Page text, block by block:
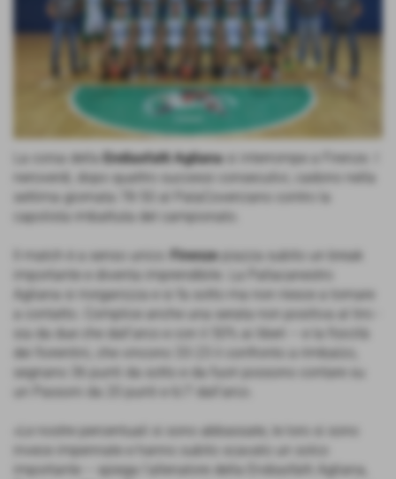
La corsa della Endiasfalti Aglianasi interrompe a Firenze. I
neroverdi, dopo quattro successi consecutivi, cadono nella
settima giornata 78-50 al PalaCoverciano contro la
capolista imbattuta del campionato.
Il match è a senso unico: Firenze piazza subito un break
importante e diventa imprendibile. La Pallacanestro
Agliana si riorganizza e si fa sotto ma non riesce a tornare
a contatto. Complice anche una serata non positiva al tiro -
sia da due che dall’arco e con il 50% ai liberi – e la fisicità
dei fiorentini, che vincono 33-23 il confronto a rimbalzo,
segnano 36 punti da sotto e da fuori possono contare su
un Passoni da 20 punti e 6/7 dall’arco.
«Le nostre percentuali si sono abbassate, le loro si sono
invece impennate e hanno subito scavato un solco
importante – spiega l’allenatore della Endiasfalti Agliana,